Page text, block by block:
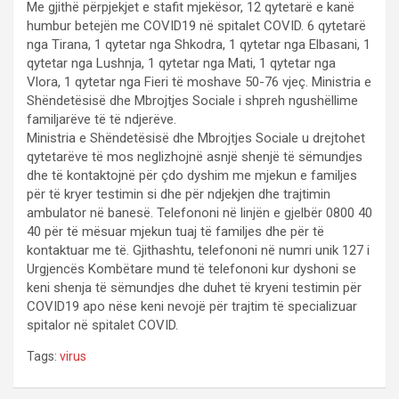
Me gjithë përpjekjet e stafit mjekësor, 12 qytetarë e kanë
humbur betejën me COVID19 në spitalet COVID. 6 qytetarë
nga Tirana, 1 qytetar nga Shkodra, 1 qytetar nga Elbasani, 1
qytetar nga Lushnja, 1 qytetar nga Mati, 1 qytetar nga
Vlora, 1 qytetar nga Fieri të moshave 50-76 vjeç. Ministria e
Shëndetësisë dhe Mbrojtjes Sociale i shpreh ngushëllime
familjarëve të të ndjerëve.
Ministria e Shëndetësisë dhe Mbrojtjes Sociale u drejtohet
qytetarëve të mos neglizhojnë asnjë shenjë të sëmundjes
dhe të kontaktojnë për çdo dyshim me mjekun e familjes
për të kryer testimin si dhe për ndjekjen dhe trajtimin
ambulator në banesë. Telefononi në linjën e gjelbër 0800 40
40 për të mësuar mjekun tuaj të familjes dhe për të
kontaktuar me të. Gjithashtu, telefononi në numri unik 127 i
Urgjencës Kombëtare mund të telefononi kur dyshoni se
keni shenja të sëmundjes dhe duhet të kryeni testimin për
COVID19 apo nëse keni nevojë për trajtim të specializuar
spitalor në spitalet COVID.
Tags: virus